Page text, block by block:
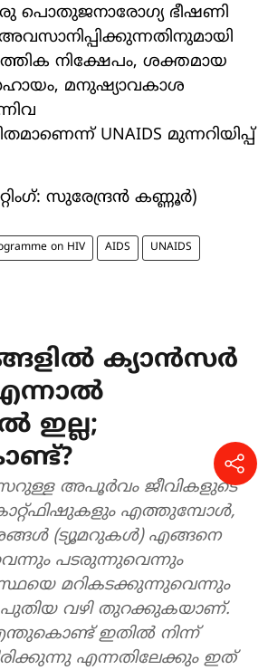
പൊതുജനാരോഗ്യ ഭീഷണി
നിക്ഷേപം, ശക്തമായ
മനുഷ്യാവകാശ
UNAIDS മുന്നറിയിപ്പ്
സുരേന്ദ്രൻ കണ്ണൂർ)
on HIV AIDS UNAIDS
ക്യാൻസർ
ഇല്ല;
അപൂർവം ജീവികളുടെ
കാറ്റ്ഫിഷുകളും എത്തുമ്പോൾ,
(ട്യൂമറുകൾ) എങ്ങനെ
പടരുന്നുവെന്നും
മറികടക്കുന്നുവെന്നും
പുതിയ വഴി തുറക്കുകയാണ്.
ഇതിൽ നിന്ന്
എന്നതിലേക്കും ഇത്